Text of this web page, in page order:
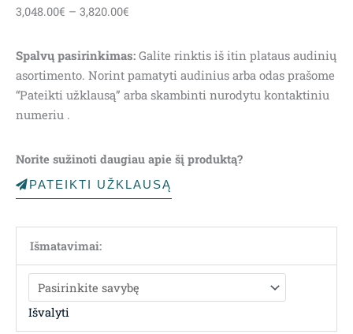
3,048.00€ – 3,820.00€
through
3,820.00€
Spalvų pasirinkimas: Galite rinktis iš itin plataus audinių
asortimento. Norint pamatyti audinius arba odas prašome
“Pateikti užklausą” arba skambinti nurodytu kontaktiniu
numeriu .
Norite sužinoti daugiau apie šį produktą?
PATEIKTI UŽKLAUSĄ
Išmatavimai:
Išvalyti